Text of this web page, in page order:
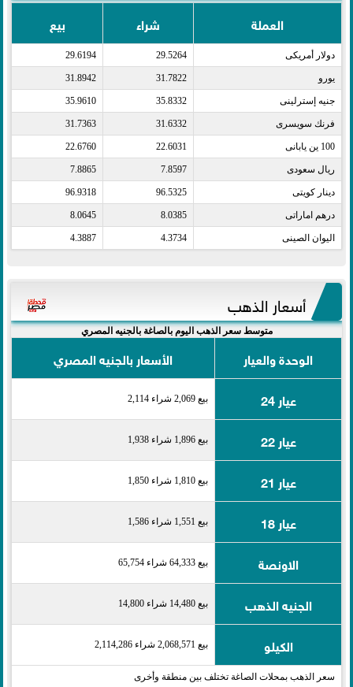
العملة شراء بيع
دولار أمريكى​ 29.5264
29.6194
يورو​ 31.7822
31.8942
جنيه إسترلينى​ 35.8332
35.9610
فرنك سويسرى​ 31.6332
31.7363
100 ين يابانى​ 22.6031
22.6760
ريال سعودى​ 7.8597
7.8865
دينار كويتى​ 96.5325
96.9318
درهم اماراتى​ 8.0385
8.0645
اليوان الصينى​ 4.3734
4.3887
أسعار الذهب
متوسط سعر الذهب اليوم بالصاغة بالجنيه المصري
الوحدة والعيار
الأسعار بالجنيه المصري
عيار 24
بيع 2,069 شراء 2,114
عيار 22 بيع 1,896 شراء 1,938
عيار 21 بيع 1,810 شراء 1,850
عيار 18 بيع 1,551 شراء 1,586
الاونصة بيع 64,333 شراء 65,754
الجنيه الذهب بيع 14,480 شراء 14,800
الكيلو بيع 2,068,571 شراء 2,114,286
سعر الذهب بمحلات الصاغة تختلف بين منطقة وأخرى